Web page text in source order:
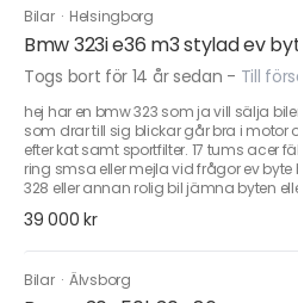
Bilar · Helsingborg
Bmw 323i e36 m3 stylad ev
Togs bort för 14 år sedan - Till
hej har en bmw 323 som ja vill sälja
som drar till sig blickar går bra i motor
efter kat samt sportfilter. 17 tums acer
ring smsa eller mejla vid frågor ev
328 eller annan rolig bil jämna byten
39 000 kr
Bilar ·Älvsborg